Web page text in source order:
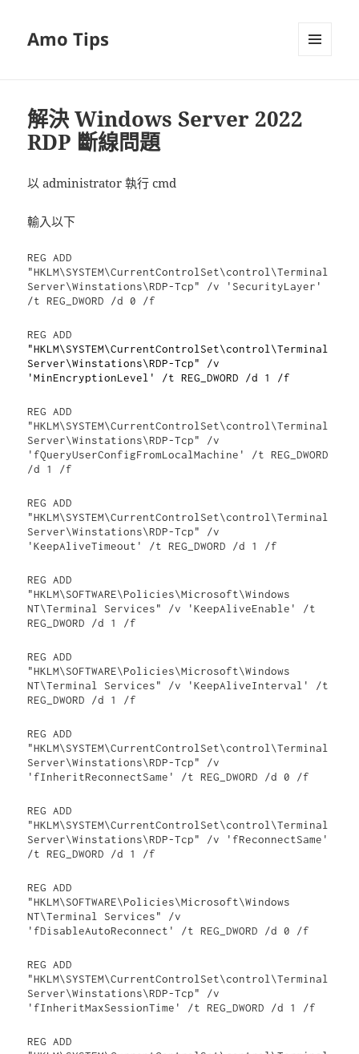
Amo Tips
解決 Windows Server 2022
RDP 斷線問題
以 administrator 執行 cmd
輸入以下
REG ADD
"HKLM\SYSTEM\CurrentControlSet\control\Terminal
Server\Winstations\RDP-Tcp" /v 'SecurityLayer'
/t REG_DWORD /d 0 /f
"HKLM\SYSTEM\CurrentControlSet\control\Terminal
Server\Winstations\RDP-Tcp" /v
'MinEncryptionLevel' /t REG_DWORD /d 1 /f
REG ADD
"HKLM\SYSTEM\CurrentControlSet\control\Terminal
Server\Winstations\RDP-Tcp" /v
'fQueryUserConfigFromLocalMachine' /t REG_DWORD
/d 1 /f
REG ADD
"HKLM\SYSTEM\CurrentControlSet\control\Terminal
Server\Winstations\RDP-Tcp" /v
'KeepAliveTimeout' /t REG_DWORD /d 1 /f
REG ADD
"HKLM\SOFTWARE\Policies\Microsoft\Windows
NT\Terminal Services" /v 'KeepAliveEnable' /t
REG_DWORD /d 1 /f
REG ADD
"HKLM\SOFTWARE\Policies\Microsoft\Windows
NT\Terminal Services" /v 'KeepAliveInterval' /t
REG_DWORD /d 1 /f
REG ADD
"HKLM\SYSTEM\CurrentControlSet\control\Terminal
Server\Winstations\RDP-Tcp" /v
'fInheritReconnectSame' /t REG_DWORD /d 0 /f
REG ADD
"HKLM\SYSTEM\CurrentControlSet\control\Terminal
Server\Winstations\RDP-Tcp" /v 'fReconnectSame'
/t REG_DWORD /d 1 /f
REG ADD
"HKLM\SOFTWARE\Policies\Microsoft\Windows
NT\Terminal Services" /v
'fDisableAutoReconnect' /t REG_DWORD /d 0 /f
REG ADD
"HKLM\SYSTEM\CurrentControlSet\control\Terminal
Server\Winstations\RDP-Tcp" /v
'fInheritMaxSessionTime' /t REG_DWORD /d 1 /f
REG ADD